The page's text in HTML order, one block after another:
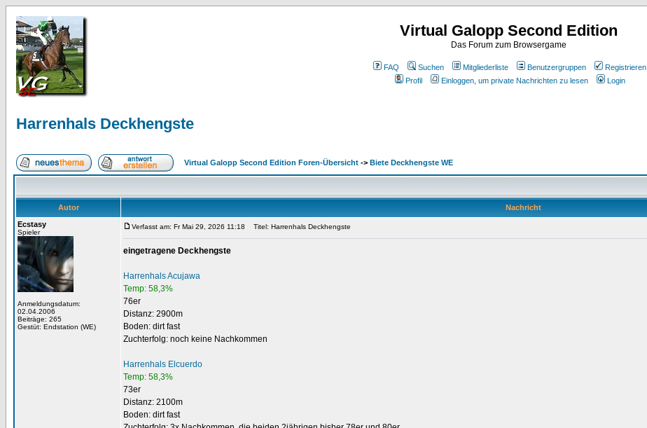
Virtual Galopp Second Edition
Das Forum zum Browsergame
FAQ Suchen Mitgliederliste Benutzergruppen
Registrieren
Profil
Einloggen, um private Nachrichten zu lesen Login
Harrenhals Deckhengste
Virtual Galopp Second Edition Foren-Übersicht -> Biete Deckhengste WE
Autor
Nachricht
Ecstasy
Spieler
Anmeldungsdatum:
02.04.2006
Beiträge: 265
Gestüt: Endstation (WE)
Verfasst am: Fr Mai 29, 2026 11:18 Titel: Harrenhals Deckhengste
eingetragene Deckhengste
Harrenhals Acujawa
Temp: 58,3%
76er
Distanz: 2900m
Boden: dirt fast
Zuchterfolg: noch keine Nachkommen
Harrenhals Elcuerdo
Temp: 58,3%
73er
Distanz: 2100m
Boden: dirt fast